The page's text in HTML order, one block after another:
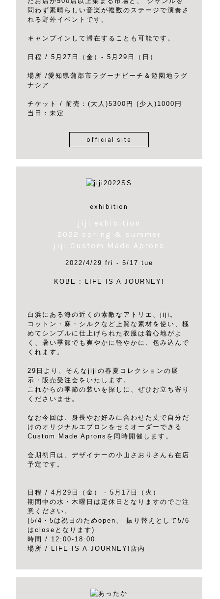
問わず素晴らしい音楽が複数のステージで演奏さ
れる野外イベントです。
キャンプインして滞在することも可能です。
日程 / 5月27日（金）- 5月29日（日）
場所 /愛知県蒲郡市ラグーナビーチ＆遊園地ラグ
ナシア
チケット / 前売：(大人)5300円 (少人)1000円
当日：未定
official site
exhibition
jiji exhibition
2022 spring & summer
jiji Custom Made Aprons
2022/4/29 fri - 5/17 tue
KOBE : LIFE IS A JOURNEY!
白浜にある海の近くの素敵なアトリエ、jiji。
コットン・麻・シルクなど上質な素材を使い、極
めてシンプルに仕上げられた衣服は着心地がよ
く、暑い季節でも爽やかに軽やかに、包み込んで
くれます。
29日より、そんなjijiの春夏コレクションの展
示・販売受注会をいたします。
これからの季節の装いを探しに、ぜひお立ち寄り
くださいませ。
なお今回は、身長やお好みに合わせた丈で自分だ
けのオリジナルエプロンをセミオーダーできる
Custom Made Apronsを同時開催します。
会期初日は、デザイナーの小山さおりさんも在店
予定です。
日程 / 4月29日（金） - 5月17日（火）
期間中の水・木曜日は定休日となりますのでご注
意ください。
(5/4・5は祝日のためopen、 振り替えとして5/6
はcloseとなります)
時間 / 12:00-18:00
場所 / LIFE IS A JOURNEY!店内